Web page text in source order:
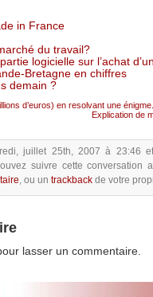
in France
du travail?
logicielle sur l’achat
Bretagne en chiffres
demain ?
d’euros) en resolvant une énigme.
Explication de
juillet 25th, 2007 à 23:46
suivre cette conversation
, ou un trackback de votre
lasser un commentaire.